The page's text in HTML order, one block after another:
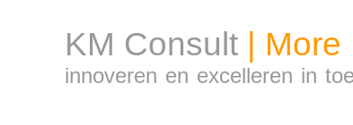
KM Consult More
innoveren en excelleren in